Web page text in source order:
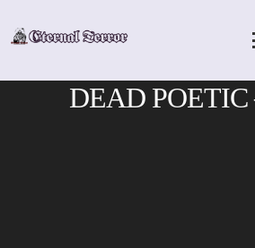
DEAD POETIC